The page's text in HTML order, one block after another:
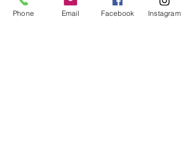
8 días / 7 noches
Phone Email Facebook Instagram